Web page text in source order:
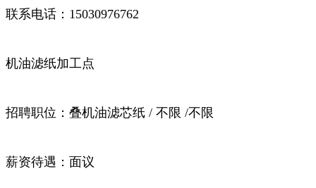
联系电话：15030976762
机油滤纸加工点
招聘职位：叠机油滤芯纸 / 不限 /不限
薪资待遇：面议